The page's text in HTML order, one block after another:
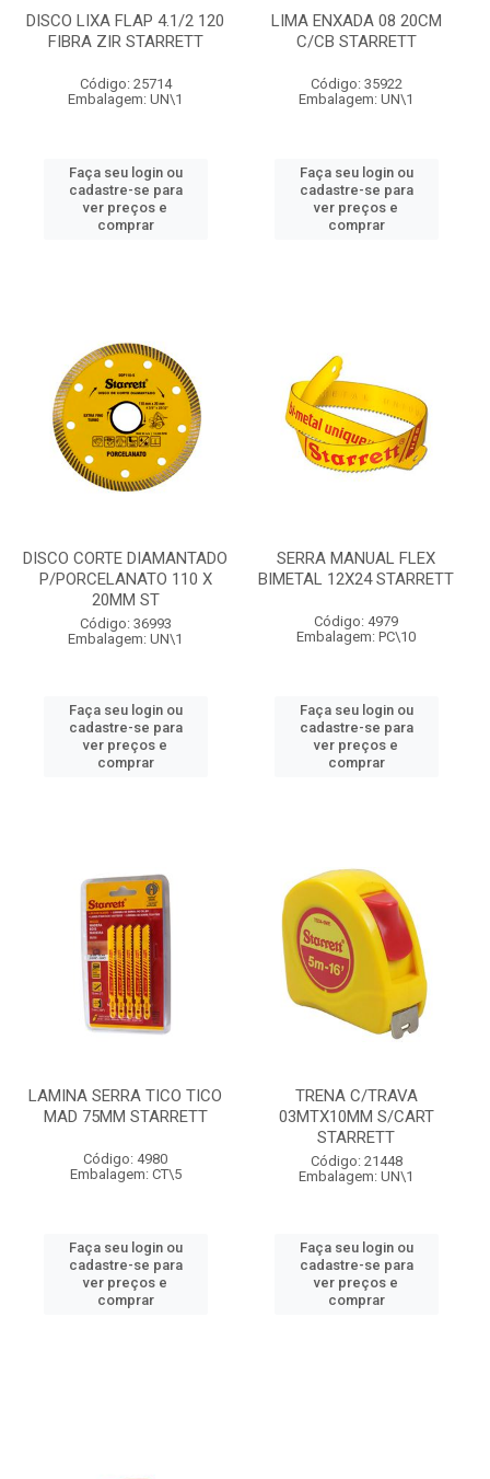
DISCO LIXA FLAP 4.1/2 120
FIBRA ZIR STARRETT
Código: 25714
Embalagem: UN\1
Faça seu login ou
cadastre-se para
ver preços e
comprar
LIMA ENXADA 08 20CM
C/CB STARRETT
Código: 35922
Embalagem: UN\1
Faça seu login ou
cadastre-se para
ver preços e
comprar
DISCO CORTE DIAMANTADO
P/PORCELANATO 110 X
20MM ST
Código: 36993
Embalagem: UN\1
Faça seu login ou
cadastre-se para
ver preços e
comprar
SERRA MANUAL FLEX
BIMETAL 12X24 STARRETT
Código: 4979
Embalagem: PC\10
Faça seu login ou
cadastre-se para
ver preços e
comprar
LAMINA SERRA TICO TICO
MAD 75MM STARRETT
Código: 4980
Embalagem: CT\5
Faça seu login ou
cadastre-se para
ver preços e
comprar
TRENA C/TRAVA
03MTX10MM S/CART
STARRETT
Código: 21448
Embalagem: UN\1
Faça seu login ou
cadastre-se para
ver preços e
comprar